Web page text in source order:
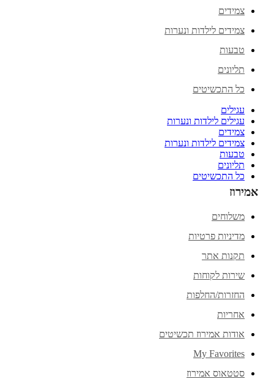
צמידים
צמידים לילדות ונערות
טבעות
תליונים
כל התכשיטים
עגילים
עגילים לילדות ונערות
צמידים
צמידים לילדות ונערות
טבעות
תליונים
כל התכשיטים
אמירוז
משלוחים
מדיניות פרטיות
תקנות אתר
שירות לקוחות
החזרות/החלפות
אחריות
אודות אמירוז תכשיטים
My Favorites
סטטאוס אמירוז